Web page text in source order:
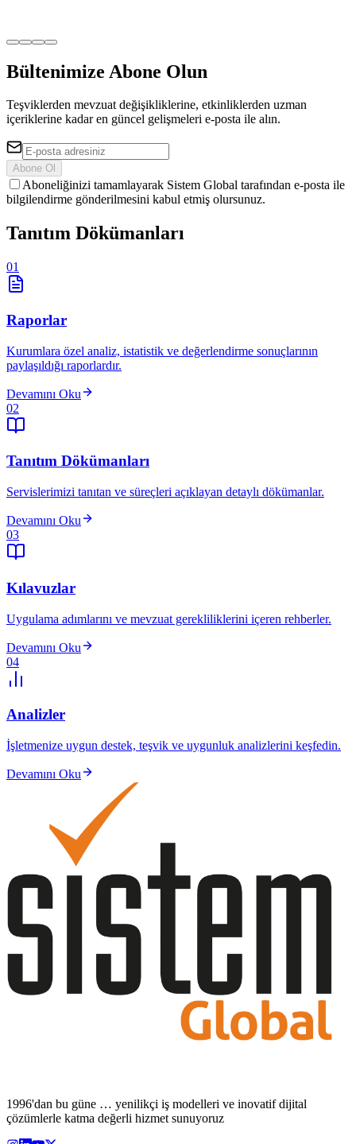
Bültenimize Abone Olun
Teşviklerden mevzuat değişikliklerine, etkinliklerden uzman
içeriklerine kadar en güncel gelişmeleri e-posta ile alın.
Abone Ol
Aboneliğinizi tamamlayarak Sistem Global tarafından e-posta ile
bilgilendirme gönderilmesini kabul etmiş olursunuz.
Tanıtım Dökümanları
01
Raporlar
Kurumlara özel analiz, istatistik ve değerlendirme sonuçlarının
paylaşıldığı raporlardır.
Devamını Oku
02
Tanıtım Dökümanları
Servislerimizi tanıtan ve süreçleri açıklayan detaylı dökümanlar.
Devamını Oku
03
Kılavuzlar
Uygulama adımlarını ve mevzuat gerekliliklerini içeren rehberler.
Devamını Oku
04
Analizler
İşletmenize uygun destek, teşvik ve uygunluk analizlerini keşfedin.
Devamını Oku
1996'dan bu güne … yenilikçi iş modelleri ve inovatif dijital
çözümlerle katma değerli hizmet sunuyoruz